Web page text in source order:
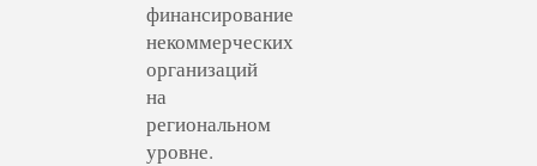
финансирование
некоммерческих
организаций
на
региональном
уровне.